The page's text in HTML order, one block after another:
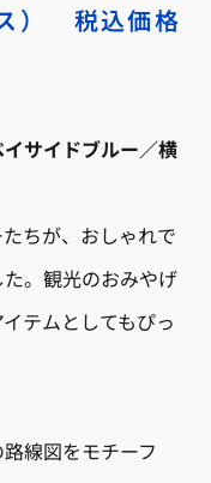
） 税込価格
イサイドブルー／横
ちが、おしゃれで
。観光のおみやげ
テムとしてもぴっ
線図をモチーフ